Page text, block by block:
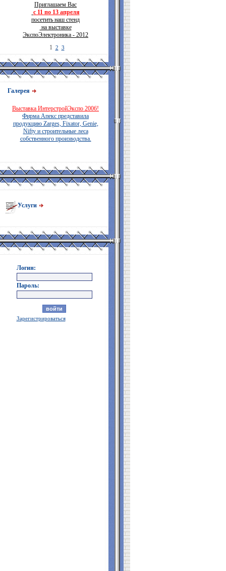
Приглашаем Вас
с 11 по 13 апреля
посетить наш стенд
на выставке
ЭкспоЭлектроника - 2012
1 2 3
Галерея
Выставка ИнтерстройЭкспо 2006!
Фирма Апекс представила
продукцию Zarges, Fixator, Genie,
Nifty и строительные леса
собственного производства.
Услуги
Логин:
Пароль:
Зарегистрироваться